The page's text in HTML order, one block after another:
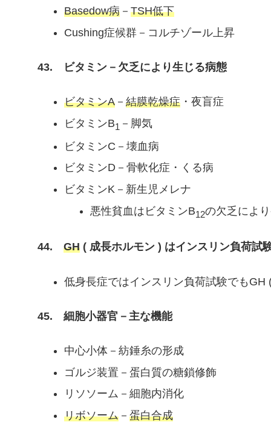
Basedow病－ TSH低下
Cushing症候群－コルチゾール上昇
43. ビタミン－欠乏により生じる病態
ビタミンA－ 結膜乾燥症・夜盲症
ビタミンB1 －脚気
ビタミンC－壊血病
ビタミンD－骨軟化症・くる病
ビタミンK－新生児メレナ
悪性貧血はビタミンB12の欠乏によ
44. GH ( 成長ホルモン ) はインスリン負荷試
低身長症ではインスリン負荷試験でもGH
45. 細胞小器官－主な機能
中心小体－紡錘糸の形成
ゴルジ装置－蛋白質の糖鎖修飾
リソソーム－細胞内消化
リボソーム－ 蛋白合成